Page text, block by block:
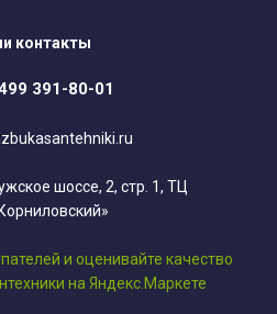
контакты
391-80-01
шоссе, 2, стр. 1, ТЦ